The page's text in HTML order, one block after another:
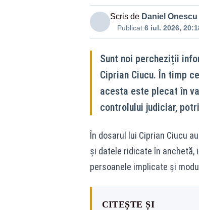
Scris de Daniel Onescu
Publicat:6 iul. 2026,
Sunt noi percheziții
Ciprian Ciucu. În timp
acesta este plecat în
controlului judiciar,
În dosarul lui Ciprian Ciucu
și datele ridicate în
persoanele implicate și
CITEȘTE ȘI